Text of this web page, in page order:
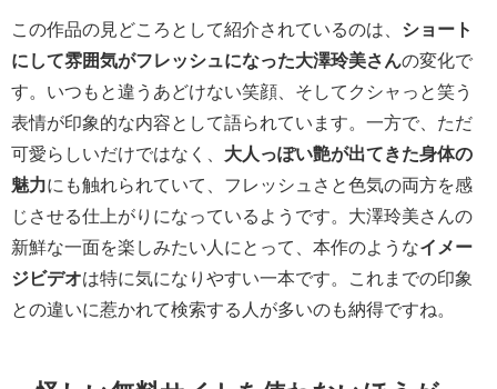
この作品の見どころとして紹介されているのは、 ショート
にして雰囲気がフレッシュになった大澤玲美さんの変化で
す。いつもと違うあどけない笑顔、そしてクシャっと笑う
表情が印象的な内容として語られています。一方で、ただ
可愛らしいだけではなく、 大人っぽい艶が出てきた身体の
魅力にも触れられていて、フレッシュさと色気の両方を感
じさせる仕上がりになっているようです。大澤玲美さんの
新鮮な一面を楽しみたい人にとって、本作のようなイメー
ジビデオは特に気になりやすい一本です。これまでの印象
との違いに惹かれて検索する人が多いのも納得ですね。